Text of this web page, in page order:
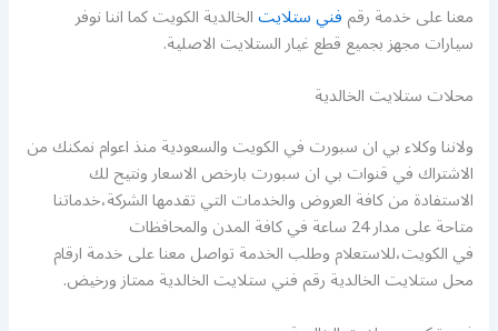
معنا على خدمة رقمفني ستلايتالخالدية الكويت كما اننا نوفر
سيارات مجهز بجميع قطع غيار الستلايت الاصلية.
محلات ستلايت الخالدية
ولاننا وكلاء بي ان سبورت في الكويت والسعودية منذ اعوام نمكنك من
الاشتراك في قنوات بي ان سبورت بارخص الاسعار ونتيح لك
الاستفادة من كافة العروض والخدمات التي تقدمها الشركة،خدماتنا
متاحة على مدار 24 ساعة في كافة المدن والمحافظات
في الكويت،للاستعلام وطلب الخدمة تواصل معنا على خدمة ارقام
محل ستلايت الخالدية رقم فني ستلايت الخالدية ممتاز ورخيض.